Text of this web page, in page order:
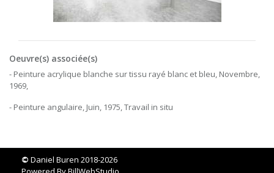
Oeuvre(s) associée(s)
- Peinture acrylique blanche sur tissu rayé blanc et bleu, Novembre,
1969,
- Peinture angulaire, Juin, 1975, Travail in situ
© Daniel Buren 2018-2026